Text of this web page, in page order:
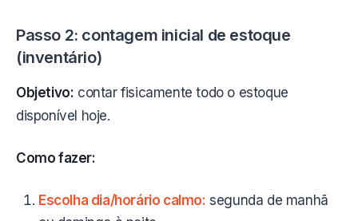
Passo 2: contagem inicial de estoque
(inventário)
Objetivo: contar fisicamente todo o estoque
disponível hoje.
Como fazer:
Escolha dia/horário calmo: segunda de manhã